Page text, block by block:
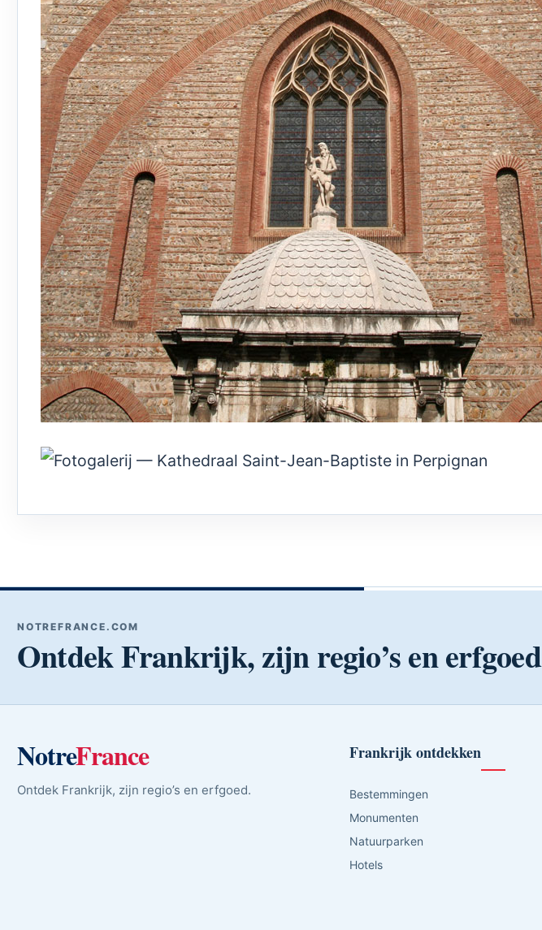
NOTREFRANCE.COM
Ontdek Frankrijk, zijn regio’s en erfgoed
NotreFrance
Ontdek Frankrijk, zijn regio’s en erfgoed.
Frankrijk ontdekken
Bestemmingen
Monumenten
Natuurparken
Hotels